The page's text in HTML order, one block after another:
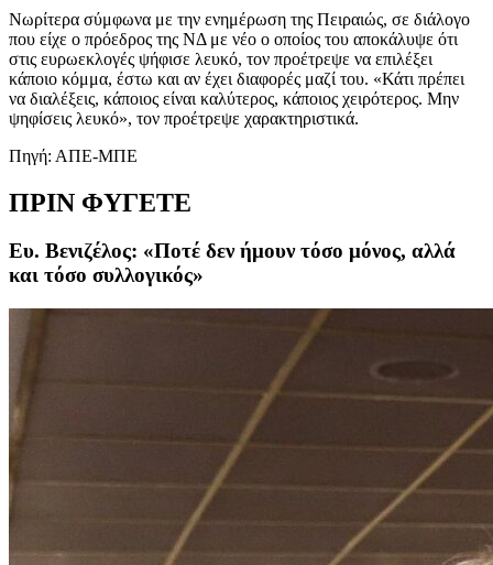
Νωρίτερα σύμφωνα με την ενημέρωση της Πειραιώς, σε διάλογο
που είχε ο πρόεδρος της ΝΔ με νέο ο οποίος του αποκάλυψε ότι
στις ευρωεκλογές ψήφισε λευκό, τον προέτρεψε να επιλέξει
κάποιο κόμμα, έστω και αν έχει διαφορές μαζί του. «Κάτι πρέπει
να διαλέξεις, κάποιος είναι καλύτερος, κάποιος χειρότερος. Μην
ψηφίσεις λευκό», τον προέτρεψε χαρακτηριστικά.
Πηγή: ΑΠΕ-ΜΠΕ
ΠΡΙΝ ΦΥΓΕΤΕ
Ευ. Βενιζέλος: «Ποτέ δεν ήμουν τόσο μόνος, αλλά
και τόσο συλλογικός»